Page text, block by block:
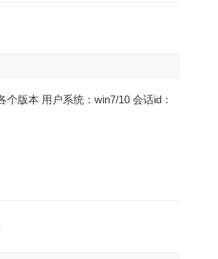
版本 用户系统：win7/10 会话id：